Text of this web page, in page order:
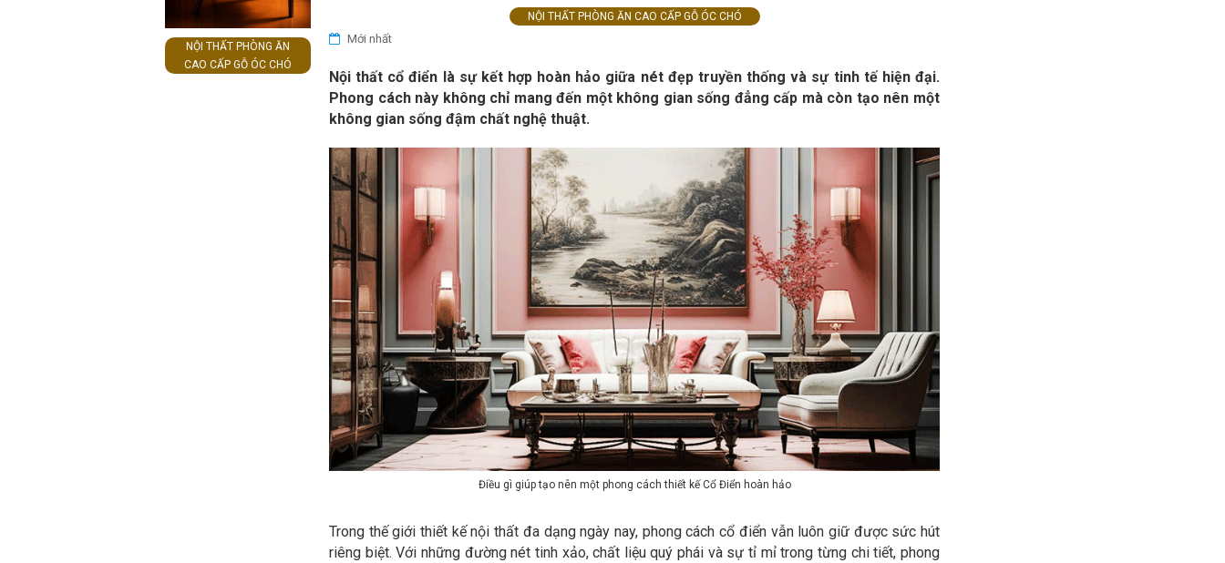
NỘI THẤT PHÒNG ĂN CAO CẤP GỖ ÓC CHÓ
Mới nhất
Nội thất cổ điển là sự kết hợp hoàn hảo giữa nét đẹp truyền thống và sự tinh tế hiện đại.
Phong cách này không chỉ mang đến một không gian sống đẳng cấp mà còn tạo nên một
không gian sống đậm chất nghệ thuật.
Điều gì giúp tạo nên một phong cách thiết kế Cổ Điển hoàn hảo
Trong thế giới thiết kế nội thất đa dạng ngày nay, phong cách cổ điển vẫn luôn giữ được sức hút
riêng biệt. Với những đường nét tinh xảo, chất liệu quý phái và sự tỉ mỉ trong từng chi tiết, phong
NỘI THẤT PHÒNG ĂN
CAO CẤP GỖ ÓC CHÓ